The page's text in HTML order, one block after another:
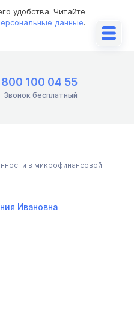
удобства. Читайте
данные.
100 04 55
Звонок бесплатный
в микрофинансовой
Ивановна